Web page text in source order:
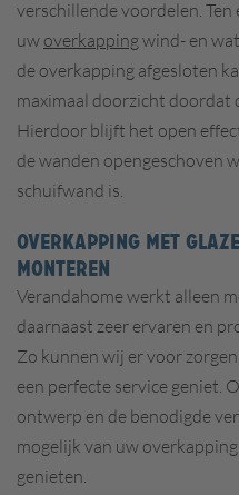
verschillende voordelen.
uw overkappingwind- en
de overkapping afgesloten
maximaal doorzicht doordat
Hierdoor blijft het open
de wanden opengeschoven
schuifwand is.
OVERKAPPING MET
MONTEREN
Verandahome werkt alleen
daarnaast zeer ervaren en
Zo kunnen wij er voor
een perfecte service geniet.
ontwerp en de benodigde
mogelijk van uw
genieten.